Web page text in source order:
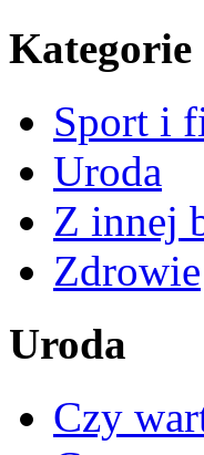
Kategorie
Sport i
Uroda
Z innej
Zdrowie
Uroda
Czy